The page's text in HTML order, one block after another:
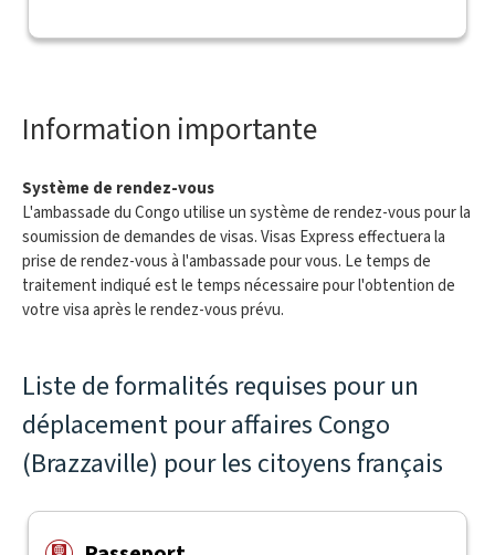
Information importante
Système de rendez-vous
L'ambassade du Congo utilise un système de rendez-vous pour la
soumission de demandes de visas. Visas Express effectuera la
prise de rendez-vous à l'ambassade pour vous. Le temps de
traitement indiqué est le temps nécessaire pour l'obtention de
votre visa après le rendez-vous prévu.
Liste de formalités requises pour un
déplacement pour affaires Congo
(Brazzaville) pour les citoyens français